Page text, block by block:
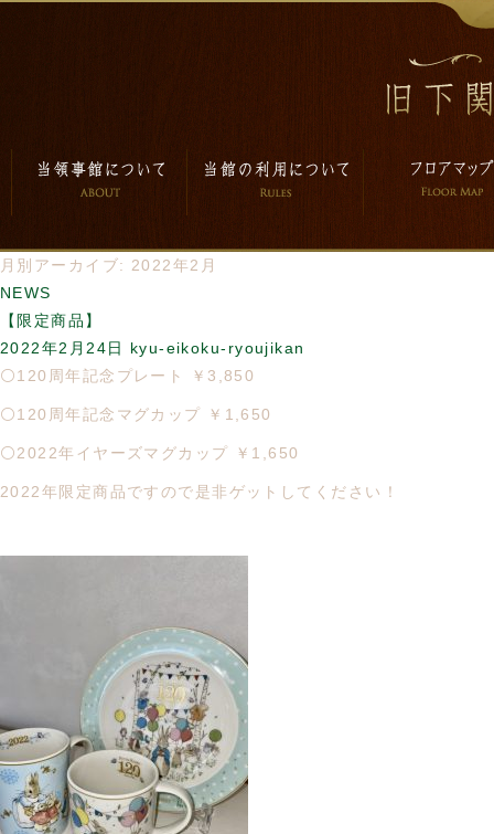
月別アーカイブ: 2022年2月
NEWS
【限定商品】
2022年2月24日
kyu-eikoku-ryoujikan
⚪️120周年記念プレート ￥3,850
⚪️120周年記念マグカップ ￥1,650
⚪️2022年イヤーズマグカップ ￥1,650
2022年限定商品ですので是非ゲットしてください！